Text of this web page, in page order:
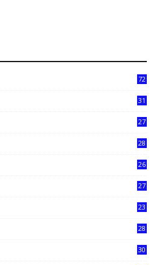
72
31
27
28
26
27
23
28
30